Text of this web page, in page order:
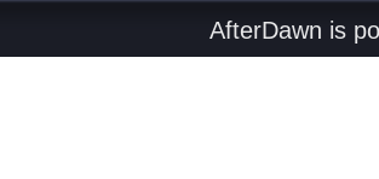
AfterDawn is